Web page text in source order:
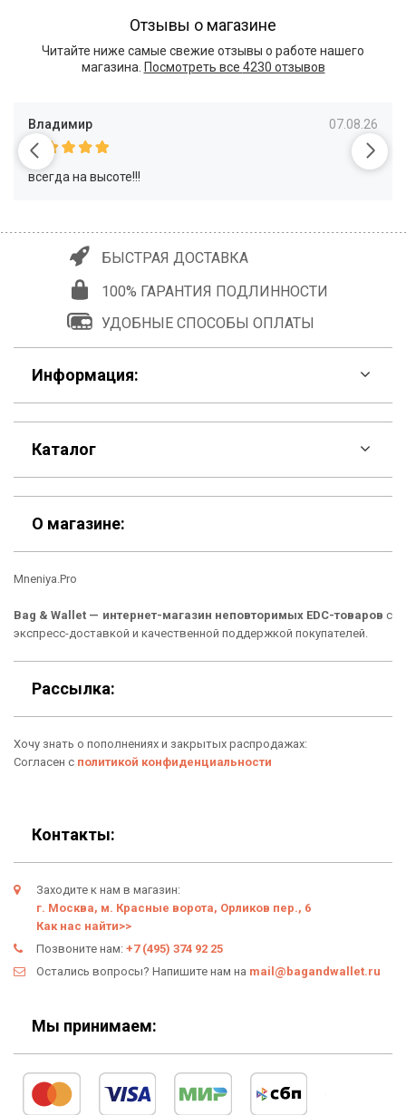
Отзывы о магазине
Читайте ниже самые свежие отзывы о работе нашего
магазина. Посмотреть все 4230 отзывов
Владимир 07.08.26
всегда на высоте!!!
БЫСТРАЯ ДОСТАВКА
100% ГАРАНТИЯ ПОДЛИННОСТИ
УДОБНЫЕ СПОСОБЫ ОПЛАТЫ
Информация:
F.A.Q
Контакты
Шоурум
Материалы
Подарочные сертификаты
О нас
Отзывы о Bag & Wallet
Гарантия
Условия возврата
Оферта
Политика конфиденциальности
Каталог
Скидки
Кошельки
Сумки
Новинки
Подарки
О магазине:
Mneniya.Pro
Bag & Wallet — интернет-магазин неповторимых EDC-товаров с
экспресс-доставкой и качественной поддержкой покупателей.
Рассылка:
Хочу знать о пополнениях и закрытых распродажах:
Согласен с политикой конфиденциальности
Контакты:
Заходите к нам в магазин:
г. Москва, м. Красные ворота, Орликов пер., 6
Как нас найти>>
Позвоните нам: +7 (495) 374 92 25
Остались вопросы? Напишите нам на mail@bagandwallet.ru
Мы принимаем: